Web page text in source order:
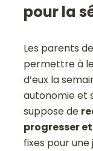
pour la
Les parents
permettre à
d’eux la
autonomie et
suppose de
progresser
fixes pour